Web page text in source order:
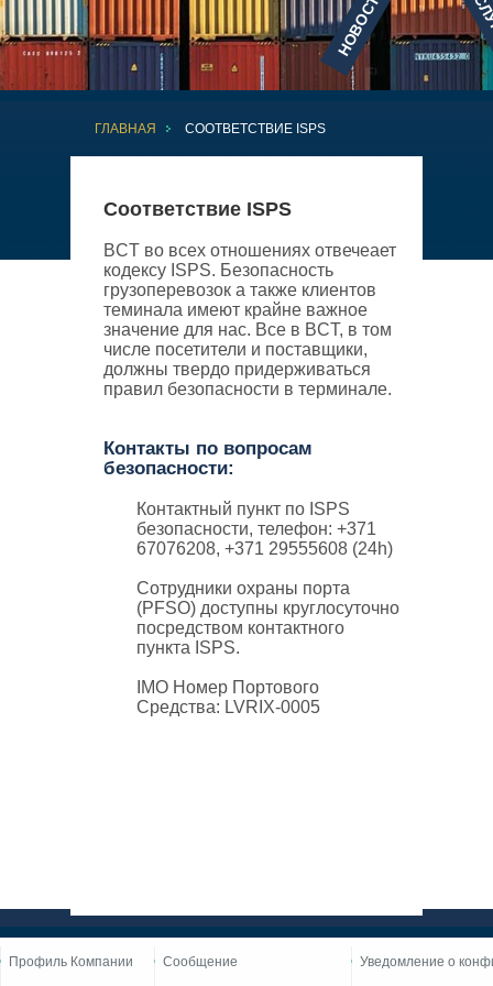
НОВОСТИ
ГЛАВНАЯ СООТВЕТСТВИЕ ISPS
Соответствие ISPS
BCT во всех отношениях отвечеает
кодексу ISPS. Безопасность
грузоперевозок а также клиентов
теминала имеют крайне важное
значение для нас. Все в BCT, в том
числе посетители и поставщики,
должны твердо придерживаться
правил безопасности в терминале.
Контакты по вопросам
безопасности:
Контактный пункт по ISPS
безопасности, телефон: +371
67076208, +371 29555608 (24h)
Сотрудники охраны порта
(PFSO) доступны круглосуточно
посредством контактного
пункта ISPS.
IMO Номер Портового
Средства: LVRIX-0005
Профиль Компании Сообщение Уведомление о